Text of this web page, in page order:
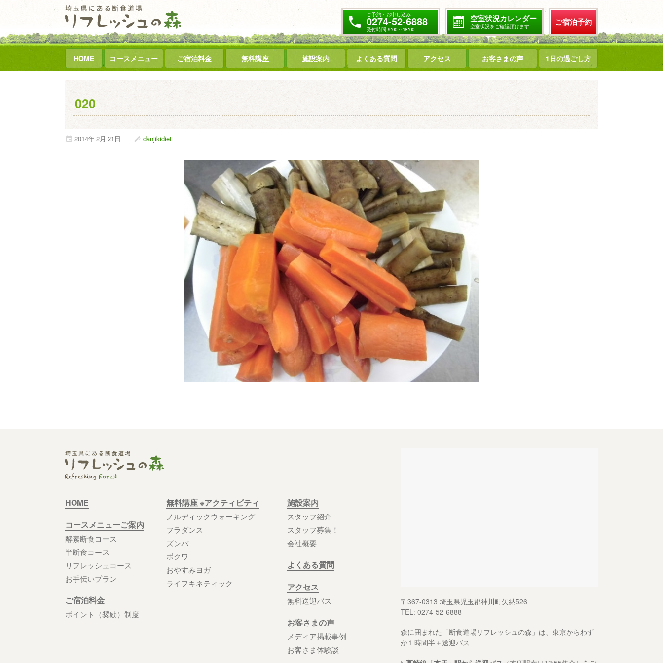
ご予約・お申し込み
0274-52-6888
受付時間 9:00～18:00
空室状況カレンダー
空室状況をご確認頂けます ご宿泊予約
HOME コースメニュー ご宿泊料金 無料講座 施設案内 よくある質問 アクセス お客さまの声 1日の過ごし方
020
2014年2月 21日 danjikidiet
HOME
コースメニューご案内
酵素断食コース
半断食コース
リフレッシュコース
お手伝いプラン
ご宿泊料金
ポイント（奨励）制度
無料講座 ※アクティビティ
ノルディックウォーキング
フラダンス
ズンバ
ボクワ
おやすみヨガ
ライフキネティック
施設案内
スタッフ紹介
スタッフ募集！
会社概要
よくある質問
アクセス
無料送迎バス
お客さまの声
メディア掲載事例
お客さま体験談
〒367-0313 埼玉県児玉郡神川町矢納526
TEL: 0274-52-6888
森に囲まれた「断食道場リフレッシュの森」は、東京からわず
か１時間半＋送迎バス